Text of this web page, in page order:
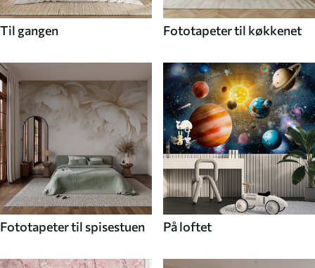
Til gangen Fototapeter til køkkenet
Fototapeter til spisestuen På loftet